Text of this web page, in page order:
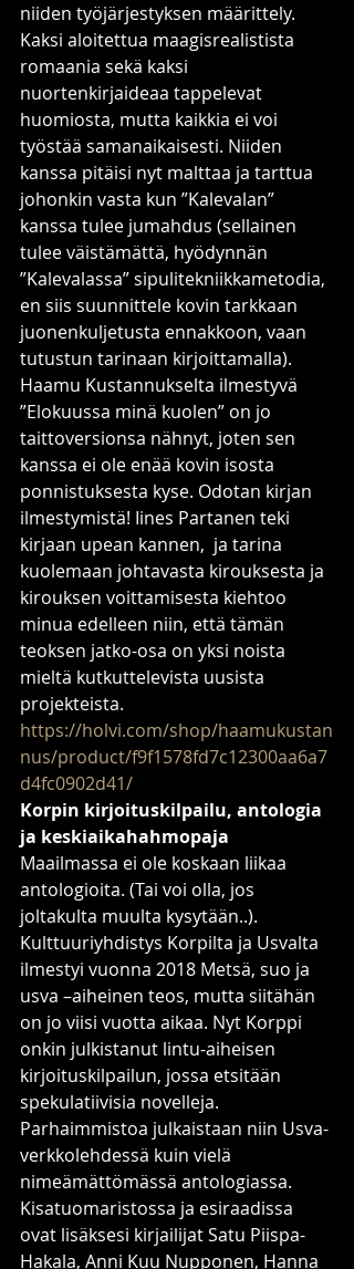
niiden työjärjestyksen määrittely.
Kaksi aloitettua maagisrealistista
romaania sekä kaksi
nuortenkirjaideaa tappelevat
huomiosta, mutta kaikkia ei voi
työstää samanaikaisesti. Niiden
kanssa pitäisi nyt malttaa ja tarttua
johonkin vasta kun ”Kalevalan”
kanssa tulee jumahdus (sellainen
tulee väistämättä, hyödynnän
”Kalevalassa” sipulitekniikkametodia,
en siis suunnittele kovin tarkkaan
juonenkuljetusta ennakkoon, vaan
tutustun tarinaan kirjoittamalla).
Haamu Kustannukselta ilmestyvä
”Elokuussa minä kuolen” on jo
taittoversionsa nähnyt, joten sen
kanssa ei ole enää kovin isosta
ponnistuksesta kyse. Odotan kirjan
ilmestymistä! Iines Partanen teki
kirjaan upean kannen,  ja tarina
kuolemaan johtavasta kirouksesta ja
kirouksen voittamisesta kiehtoo
minua edelleen niin, että tämän
teoksen jatko-osa on yksi noista
mieltä kutkuttelevista uusista
projekteista.
https://holvi.com/shop/haamukustan
nus/product/f9f1578fd7c12300aa6a7
d4fc0902d41/
Korpin kirjoituskilpailu, antologia
ja keskiaikahahmopaja
Maailmassa ei ole koskaan liikaa
antologioita. (Tai voi olla, jos
joltakulta muulta kysytään..).
Kulttuuriyhdistys Korpilta ja Usvalta
ilmestyi vuonna 2018 Metsä, suo ja
usva –aiheinen teos, mutta siitähän
on jo viisi vuotta aikaa. Nyt Korppi
onkin julkistanut lintu-aiheisen
kirjoituskilpailun, jossa etsitään
spekulatiivisia novelleja.
Parhaimmistoa julkaistaan niin Usva-
verkkolehdessä kuin vielä
nimeämättömässä antologiassa.
Kisatuomaristossa ja esiraadissa
ovat lisäksesi kirjailijat Satu Piispa-
Hakala, Anni Kuu Nupponen, Hanna